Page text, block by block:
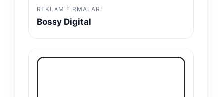
REKLAM FIRMALARI
Bossy Digital